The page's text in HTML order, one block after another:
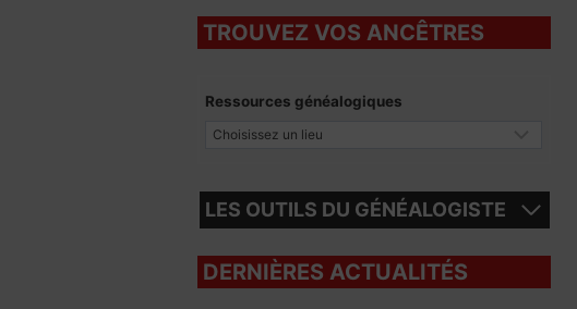
TROUVEZ VOS ANCÊTRES
Ressources généalogiques
LES OUTILS DU GÉNÉALOGISTE
DERNIÈRES ACTUALITÉS